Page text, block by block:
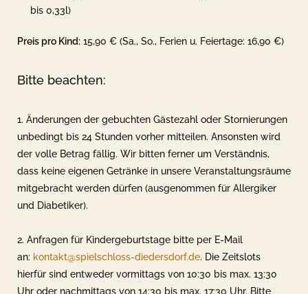
bis 0,33l)
Preis pro Kind: 15,90 € (Sa., So., Ferien u. Feiertage: 16,90 €)
Bitte beachten:
1. Änderungen der gebuchten Gästezahl oder Stornierungen
unbedingt bis 24 Stunden vorher mitteilen. Ansonsten wird
der volle Betrag fällig. Wir bitten ferner um Verständnis,
dass keine eigenen Getränke in unsere Veranstaltungsräume
mitgebracht werden dürfen (ausgenommen für Allergiker
und Diabetiker).
2. Anfragen für Kindergeburtstage bitte per E-Mail
an: kontakt@spielschloss-diedersdorf.de. Die Zeitslots
hierfür sind entweder vormittags von 10:30 bis max. 13:30
Uhr oder nachmittags von 14:30 bis max. 17:30 Uhr. Bitte